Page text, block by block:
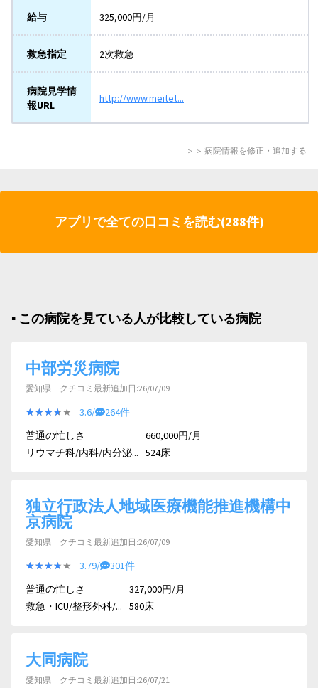
給与 325,000円/月
救急指定 2次救急
病院見学情
報URL
http://www.meitet...
＞＞ 病院情報を修正・追加する
アプリで全ての口コミを読む(288件)
▪︎ この病院を見ている人が比較している病院
中部労災病院
愛知県 クチコミ最新追加日:26/07/09
★★★★★
★★★★★ 3.6/
264件
普通の忙しさ
リウマチ科/内科/内分泌...
660,000円/月
524床
独立行政法人地域医療機能推進機構中
京病院
愛知県 クチコミ最新追加日:26/07/09
★★★★★
★★★★★ 3.79/
301件
普通の忙しさ
救急・ICU/整形外科/...
327,000円/月
580床
大同病院
愛知県 クチコミ最新追加日:26/07/21